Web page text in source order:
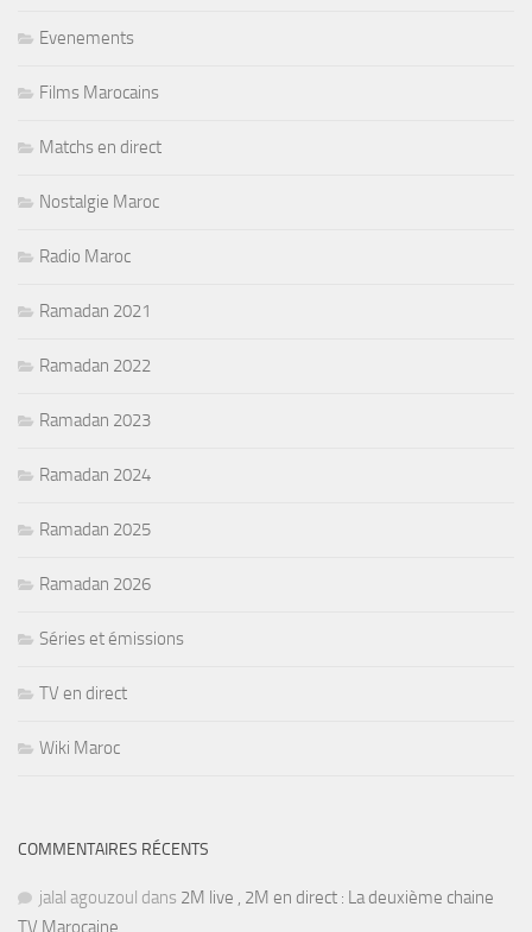
Evenements
Films Marocains
Matchs en direct
Nostalgie Maroc
Radio Maroc
Ramadan 2021
Ramadan 2022
Ramadan 2023
Ramadan 2024
Ramadan 2025
Ramadan 2026
Séries et émissions
TV en direct
Wiki Maroc
COMMENTAIRES RÉCENTS
jalal agouzoul dans 2M live , 2M en direct : La deuxième chaine
TV Marocaine